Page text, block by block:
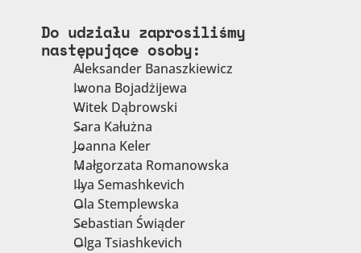
Do udziału zaprosiliśmy
następujące osoby:
Aleksander Banaszkiewicz
Iwona Bojadżijewa
Witek Dąbrowski
Sara Kałużna
Joanna Keler
Małgorzata Romanowska
Ilya Semashkevich
Ola Stemplewska
Sebastian Świąder
Olga Tsiashkevich